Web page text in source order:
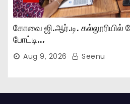
கோவை ஜி.ஆர்.டி. கல்லூரியில்
போட்டி..,
Aug 9, 2026 Seenu